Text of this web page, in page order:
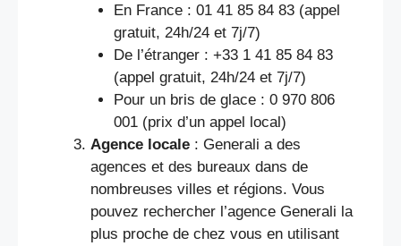
En France : 01 41 85 84 83 (appel
gratuit, 24h/24 et 7j/7)
De l’étranger : +33 1 41 85 84 83
(appel gratuit, 24h/24 et 7j/7)
Pour un bris de glace : 0 970 806
001 (prix d’un appel local)
Agence locale : Generali a des
agences et des bureaux dans de
nombreuses villes et régions. Vous
pouvez rechercher l’agence Generali la
plus proche de chez vous en utilisant